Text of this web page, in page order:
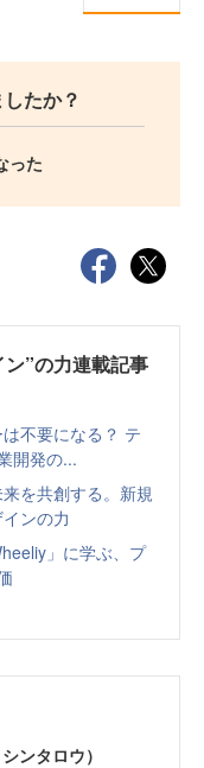
たか？
った
”の力連載記事
不要になる？ テ
開発の...
を共創する。新規
ンの力
」に学ぶ、プ
ンタロウ）